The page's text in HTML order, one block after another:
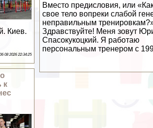
Вместо предисловия, или
свое тело вопреки слабой
неправильным
Здравствуйте! Меня зовут
Спасокукоцкий. Я работаю
персональным тренером с
Киев.
06 08 2026 22:34:25
к